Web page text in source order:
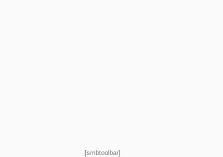
[smbtoolbar]